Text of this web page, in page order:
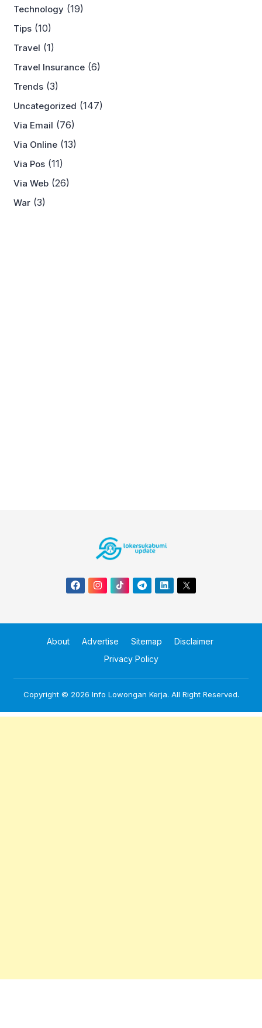
Technology (19)
Tips (10)
Travel (1)
Travel Insurance (6)
Trends (3)
Uncategorized (147)
Via Email (76)
Via Online (13)
Via Pos (11)
Via Web (26)
War (3)
About Advertise Sitemap
Disclaimer
Privacy Policy
Copyright © 2026 Info Lowongan Kerja. All Right Reserved.